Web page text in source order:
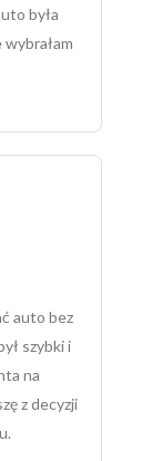
była
auto bez
szybki i
na
z decyzji